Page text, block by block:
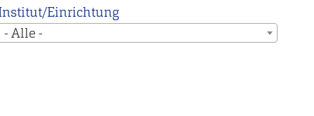
Einrichtung
- Alle -